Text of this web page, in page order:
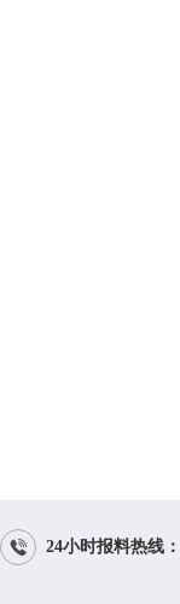
 24小时报料热线：